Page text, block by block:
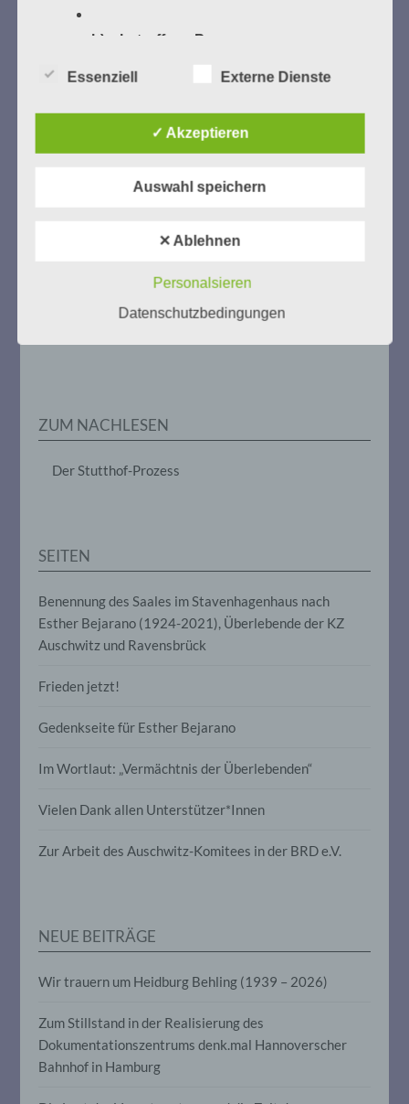
Zum 13. Monat des Gedenkens in Hamburg-
Gedenken als Erinnerung für eine Zukunft, die ein
Vom 20. April bis 14. Juni 2026
Weitere Informationen:gedenken-eimsbuettel.de
ZUM NACHLESEN
Der Stutthof-Prozess
SEITEN
Benennung des Saales im Stavenhagenhaus nach
Esther Bejarano (1924-2021), Überlebende der KZ
Auschwitz und Ravensbrück
Frieden jetzt!
Gedenkseite für Esther Bejarano
Im Wortlaut: „Vermächtnis der Überlebenden“
Vielen Dank allen Unterstützer*Innen
Zur Arbeit des Auschwitz-Komitees in der BRD e.V.
NEUE BEITRÄGE
Wir trauern um Heidburg Behling (1939 – 2026)
Zum Stillstand in der Realisierung des
Dokumentationszentrums denk.mal Hannoverscher
Bahnhof in Hamburg
b) betroffene Person
Betroffene Person ist jede identifizierte
deren personenbezogene Daten von dem
für die Verarbeitung Verantwortlichen
Verarbeitung ist jeder mit oder ohne Hilfe
Vorgang oder jede solche Vorgangsreihe
personenbezogenen Daten wie das
das Ordnen, die Speicherung, die
Bereitstellung, den Abgleich oder die
Verknüpfung, die Einschränkung, das
personenbezogener Daten mit dem Ziel,
ihre künftige Verarbeitung einzuschränken.
Verarbeitung personenbezogener Daten,
personenbezogenen Daten verwendet
werden, um bestimmte persönliche
Person beziehen, zu bewerten,
Arbeitsleistung, wirtschaftlicher Lage,
Gesundheit, persönlicher Vorlieben,
vorherzusagen.
f) Pseudonymisierung
Pseudonymisierung ist die Verarbeitung
personenbezogener Daten in einer Weise,
auf welche die personenbezogenen Daten
ohne Hinzuziehung zusätzlicher
Essenziell Externe Dienste
✓ Akzeptieren
Auswahl speichern
✕ Ablehnen
Personalsieren
Datenschutzbedingungen